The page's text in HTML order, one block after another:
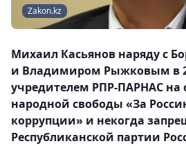
Zakon.kz
Михаил Касьянов наряду с
и Владимиром Рыжковым в
учредителем РПР-ПАРНАС на
народной свободы «За
коррупции» и некогда
Республиканской партии